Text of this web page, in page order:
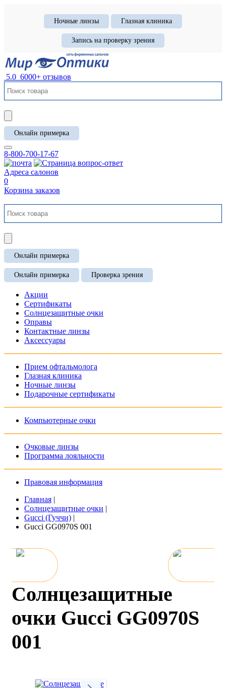
Ночные линзы Глазная клиника
Запись на проверку зрения
5.0 6000+ отзывов
Онлайн примерка
8-800-700-17-67
Адреса салонов
0
Корзина заказов
Онлайн примерка
Онлайн примерка Проверка зрения
Акции
Сертификаты
Солнцезащитные очки
Оправы
Контактные линзы
Аксессуары
Прием офтальмолога
Глазная клиника
Ночные линзы
Подарочные сертификаты
Компьютерные очки
Очковые линзы
Программа лояльности
Правовая информация
Главная |
Солнцезащитные очки |
Gucci (Гуччи) |
Gucci GG0970S 001
Солнцезащитные
очки Gucci GG0970S
001